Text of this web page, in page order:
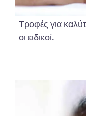
Τροφές για
οι ειδικοί.